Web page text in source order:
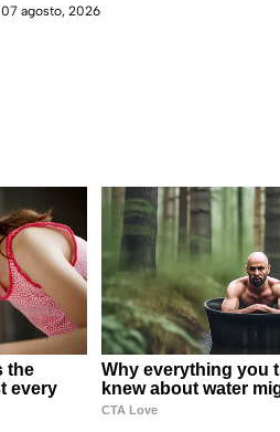
07 agosto, 2026